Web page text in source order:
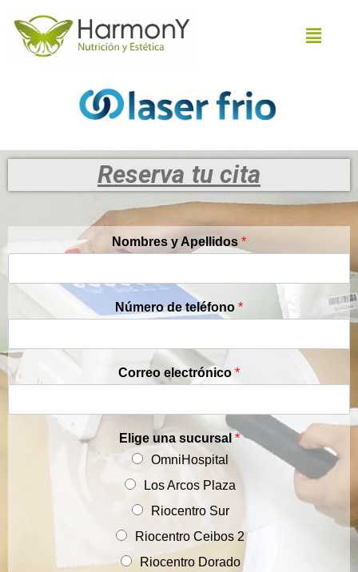
Reserva tu cita
Nombres y Apellidos *
Número de teléfono *
Correo electrónico *
Elige una sucursal *
OmniHospital
Los Arcos Plaza
Riocentro Sur
Riocentro Ceibos 2
Riocentro Dorado